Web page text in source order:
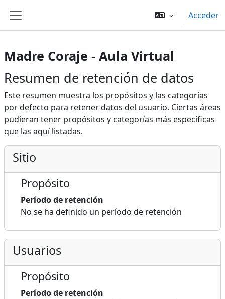
Panel lateral
Acceder
Madre Coraje - Aula Virtual
Resumen de retención de datos
Este resumen muestra los propósitos y las categorías
por defecto para retener datos del usuario. Ciertas áreas
pudieran tener propósitos y categorías más específicas
que las aquí listadas.
Sitio
Propósito
Período de retención
No se ha definido un período de retención
Usuarios
Propósito
Período de retención